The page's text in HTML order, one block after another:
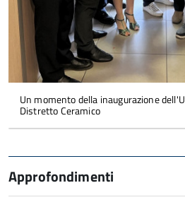
Un momento della inaugurazione
Distretto Ceramico
Approfondimenti